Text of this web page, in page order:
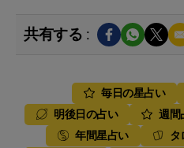
共有する :
毎日の星占い
明後日の占い
週間
年間星占い
タ